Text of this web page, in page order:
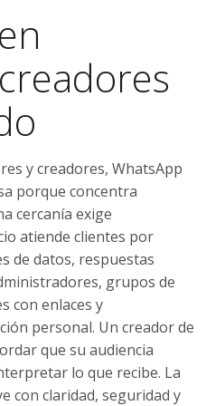
y creadores, WhatsApp
porque concentra
cercanía exige
atiende clientes por
de datos, respuestas
grupos de
con enlaces y
personal. Un creador de
que su audiencia
lo que recibe. La
con claridad, seguridad y